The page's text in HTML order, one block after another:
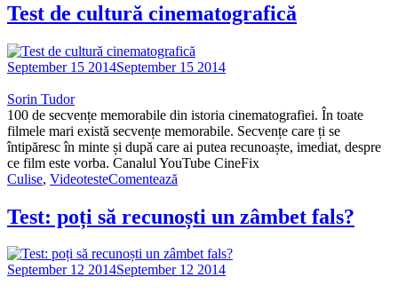
Test de cultură cinematografică
September 15 2014September 15 2014
Sorin Tudor
100 de secvențe memorabile din istoria cinematografiei. În toate
filmele mari există secvențe memorabile. Secvențe care ți se
întipăresc în minte și după care ai putea recunoaște, imediat, despre
ce film este vorba. Canalul YouTube CineFix
Culise, VideotesteComentează
Test: poți să recunoști un zâmbet fals?
September 12 2014September 12 2014